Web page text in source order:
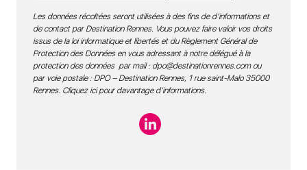
Les données récoltées seront utilisées à des fins de d’informations et
de contact par Destination Rennes. Vous pouvez faire valoir vos droits
issus de la loi informatique et libertés et du Règlement Général de
Protection des Données en vous adressant à notre délégué à la
protection des données par mail : dpo@destinationrennes.comou
par voie postale : DPO – Destination Rennes, 1 rue saint-Malo 35000
Rennes. Cliquez ici pour davantage d’informations.